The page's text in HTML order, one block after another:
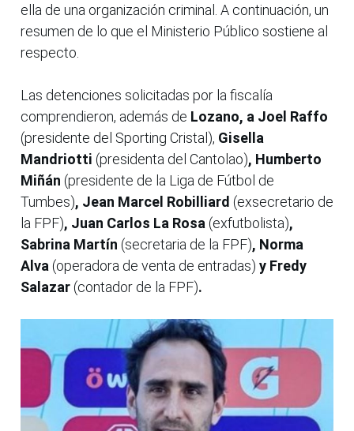
ella de una organización criminal. A continuación, un
resumen de lo que el Ministerio Público sostiene al
respecto.
Las detenciones solicitadas por la fiscalía
comprendieron, además de Lozano, a Joel Raffo
(presidente del Sporting Cristal), Gisella
Mandriotti (presidenta del Cantolao), Humberto
Miñán (presidente de la Liga de Fútbol de
Tumbes), Jean Marcel Robilliard (exsecretario de
la FPF), Juan Carlos La Rosa (exfutbolista),
Sabrina Martín (secretaria de la FPF), Norma
Alva (operadora de venta de entradas) y Fredy
Salazar (contador de la FPF).